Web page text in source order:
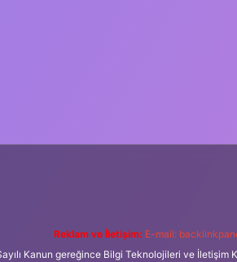
Reklam ve İletişim: E-mail:
Kanun gereğince Bilgi Teknolojileri ve